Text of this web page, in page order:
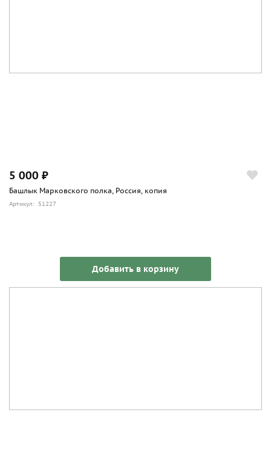
5 000 ₽
Башлык Марковского полка, Россия, копия
Артикул: 51227
Добавить в корзину